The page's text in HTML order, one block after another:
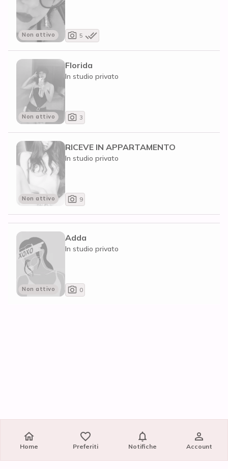
Non attivo 5
Non attivo
Florida
In studio privato
3
Non attivo
RICEVE IN APPARTAMENTO
In studio privato
9
Non attivo
Adda
In studio privato
0
Home Preferiti Notifiche Account